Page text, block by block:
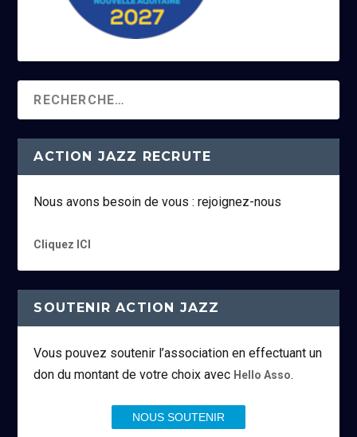
ACTION JAZZ RECRUTE
Nous avons besoin de vous : rejoignez-nous
Cliquez ICI
SOUTENIR ACTION JAZZ
Vous pouvez soutenir l’association en effectuant un
don du montant de votre choix avec Hello Asso.
NOUS SOUTENIR